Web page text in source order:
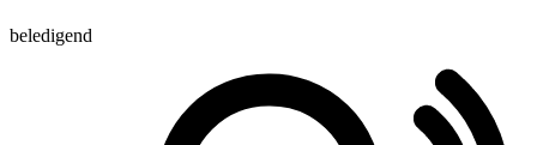
beledigend